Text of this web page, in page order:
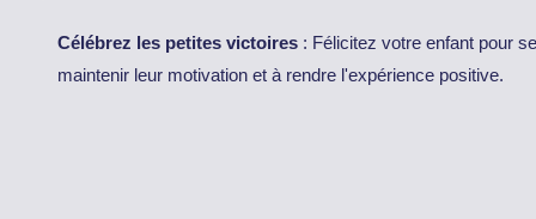
Célébrez les petites victoires : Félicitez votre enfant pour
maintenir leur motivation et à rendre l'expérience positive.